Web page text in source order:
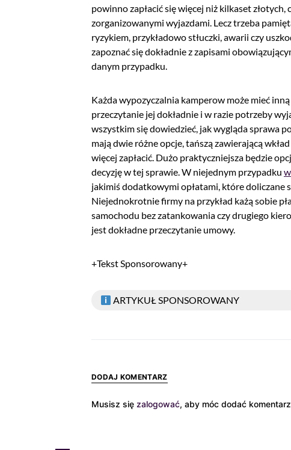
powinno zapłacić się więcej niż kilkaset
zorganizowanymi wyjazdami. Lecz trzeba
ryzykiem, przykładowo stłuczki, awarii czy
zapoznać się dokładnie z zapisami
danym przypadku.
Każda wypozyczalnia kamperow może mieć
przeczytanie jej dokładnie i w razie potrzeby
wszystkim się dowiedzieć, jak wygląda sprawa
mają dwie różne opcje, tańszą zawierającą
więcej zapłacić. Dużo praktyczniejsza będzie
decyzję w tej sprawie. W niejednym przypadku
jakimiś dodatkowymi opłatami, które doliczane
Niejednokrotnie firmy na przykład każą sobie
samochodu bez zatankowania czy drugiego
jest dokładne przeczytanie umowy.
+Tekst Sponsorowany+
ARTYKUŁ SPONSOROWANY
DODAJ KOMENTARZ
Musisz się zalogować, aby móc dodać